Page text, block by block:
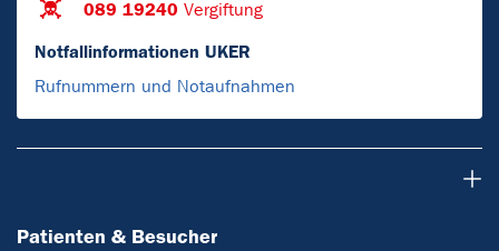
089 19240 Vergiftung
Notfallinformationen UKER
Rufnummern und Notaufnahmen
Patienten & Besucher